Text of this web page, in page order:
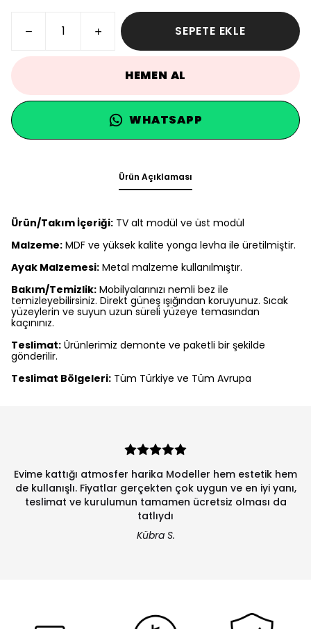
SEPETE EKLE
HEMEN AL
WHATSAPP
Ürün Açıklaması
Ürün/Takım İçeriği: TV alt modül ve üst modül
Malzeme: MDF ve yüksek kalite yonga levha ile üretilmiştir.
Ayak Malzemesi: Metal malzeme kullanılmıştır.
Bakım/Temizlik: Mobilyalarınızı nemli bez ile
temizleyebilirsiniz. Direkt güneş ışığından koruyunuz. Sıcak
yüzeylerin ve suyun uzun süreli yüzeye temasından
kaçınınız.
Teslimat: Ürünlerimiz demonte ve paketli bir şekilde
gönderilir.
Teslimat Bölgeleri: Tüm Türkiye ve Tüm Avrupa
Evime kattığı atmosfer harika Modeller hem estetik hem
de kullanışlı. Fiyatlar gerçekten çok uygun ve en iyi yanı,
teslimat ve kurulumun tamamen ücretsiz olması da
tatlıydı
Kübra S.